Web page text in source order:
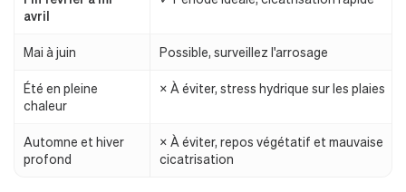
avril
Mai à juin Possible, surveillez l'arrosage
Été en pleine
chaleur
× À éviter, stress hydrique sur les plaies
Automne et hiver
profond
× À éviter, repos végétatif et mauvaise
cicatrisation